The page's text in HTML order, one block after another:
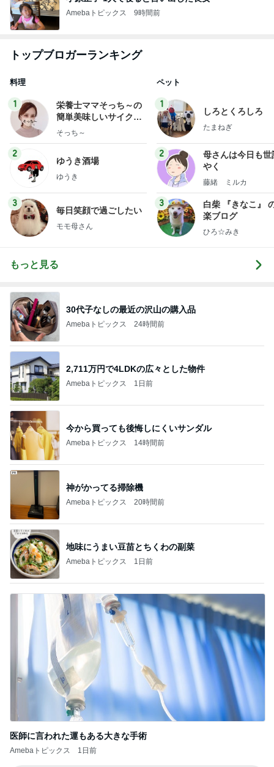
Amebaトピックス 9時間前
トップブロガーランキング
料理
1
栄養士ママそっち～の
簡単美味しいサイクル
献立
そっち～
2
ゆうき酒場
ゆうき
3
毎日笑顔で過ごしたい
モモ母さん
ペット
1
しろとくろしろ
たまねぎ
2
母さんは今日も世
やく
藤緒 ミルカ
3
白柴 『きなこ』
楽ブログ
ひろ☆みき
もっと見る
30代子なしの最近の沢山の購入品
Amebaトピックス 24時間前
2,711万円で4LDKの広々とした物件
Amebaトピックス 1日前
今から買っても後悔しにくいサンダル
Amebaトピックス 14時間前
神がかってる掃除機
Amebaトピックス 20時間前
地味にうまい豆苗とちくわの副菜
Amebaトピックス 1日前
医師に言われた運もある大きな手術
Amebaトピックス 1日前